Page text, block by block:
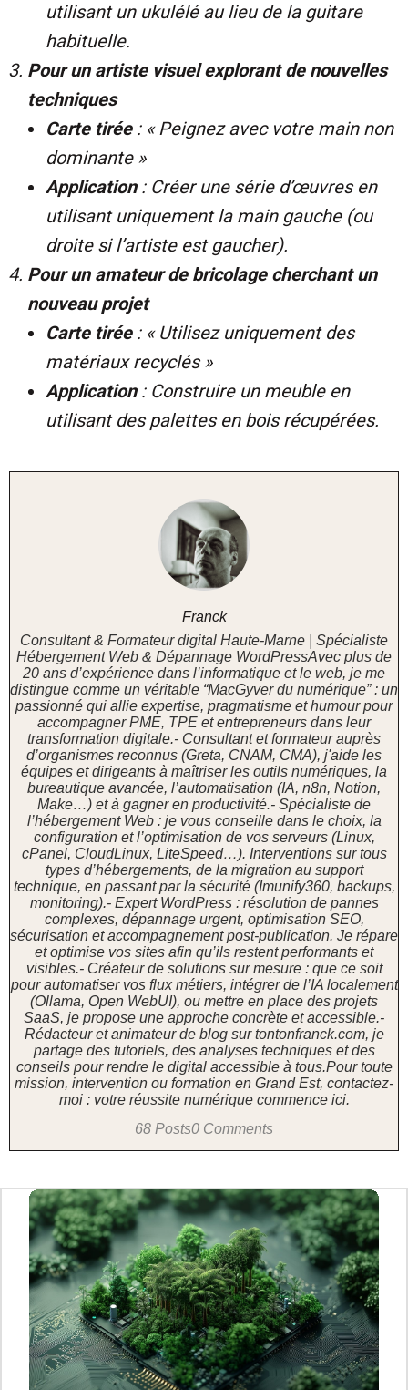
utilisant un ukulélé au lieu de la guitare
habituelle.
Pour un artiste visuel explorant de nouvelles
techniques
Carte tirée: « Peignez avec votre main non
dominante »
Application: Créer une série d’œuvres en
utilisant uniquement la main gauche (ou
droite si l’artiste est gaucher).
Pour un amateur de bricolage cherchant un
nouveau projet
Carte tirée: « Utilisez uniquement des
matériaux recyclés »
Application: Construire un meuble en
utilisant des palettes en bois récupérées.
Franck
Consultant & Formateur digital Haute-Marne | Spécialiste
Hébergement Web & Dépannage WordPressAvec plus de
20 ans d’expérience dans l’informatique et le web, je me
distingue comme un véritable “MacGyver du numérique” : un
passionné qui allie expertise, pragmatisme et humour pour
accompagner PME, TPE et entrepreneurs dans leur
transformation digitale.- Consultant et formateur auprès
d’organismes reconnus (Greta, CNAM, CMA), j'aide les
équipes et dirigeants à maîtriser les outils numériques, la
bureautique avancée, l’automatisation (IA, n8n, Notion,
Make…) et à gagner en productivité.- Spécialiste de
l’hébergement Web : je vous conseille dans le choix, la
configuration et l’optimisation de vos serveurs (Linux,
cPanel, CloudLinux, LiteSpeed…). Interventions sur tous
types d’hébergements, de la migration au support
technique, en passant par la sécurité (Imunify360, backups,
monitoring).- Expert WordPress : résolution de pannes
complexes, dépannage urgent, optimisation SEO,
sécurisation et accompagnement post-publication. Je répare
et optimise vos sites afin qu’ils restent performants et
visibles.- Créateur de solutions sur mesure : que ce soit
pour automatiser vos flux métiers, intégrer de l’IA localement
(Ollama, Open WebUI), ou mettre en place des projets
SaaS, je propose une approche concrète et accessible.-
Rédacteur et animateur de blog sur tontonfranck.com, je
partage des tutoriels, des analyses techniques et des
conseils pour rendre le digital accessible à tous.Pour toute
mission, intervention ou formation en Grand Est, contactez-
moi : votre réussite numérique commence ici.
68 Posts0 Comments